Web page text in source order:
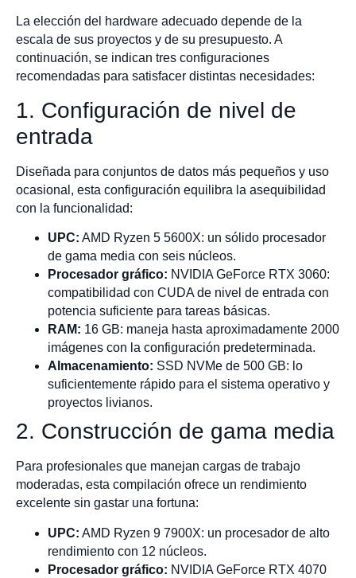
La elección del hardware adecuado depende de la
escala de sus proyectos y de su presupuesto. A
continuación, se indican tres configuraciones
recomendadas para satisfacer distintas necesidades:
1. Configuración de nivel de
entrada
Diseñada para conjuntos de datos más pequeños y uso
ocasional, esta configuración equilibra la asequibilidad
con la funcionalidad:
UPC: AMD Ryzen 5 5600X: un sólido procesador
de gama media con seis núcleos.
Procesador gráfico: NVIDIA GeForce RTX 3060:
compatibilidad con CUDA de nivel de entrada con
potencia suficiente para tareas básicas.
RAM: 16 GB: maneja hasta aproximadamente 2000
imágenes con la configuración predeterminada.
Almacenamiento: SSD NVMe de 500 GB: lo
suficientemente rápido para el sistema operativo y
proyectos livianos.
2. Construcción de gama media
Para profesionales que manejan cargas de trabajo
moderadas, esta compilación ofrece un rendimiento
excelente sin gastar una fortuna:
UPC: AMD Ryzen 9 7900X: un procesador de alto
rendimiento con 12 núcleos.
Procesador gráfico: NVIDIA GeForce RTX 4070